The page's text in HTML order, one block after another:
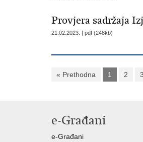
Provjera sadržaja
21.02.2023. | pdf (248kb)
« Prethodna 1 2 3
e-Građani
e-Građani